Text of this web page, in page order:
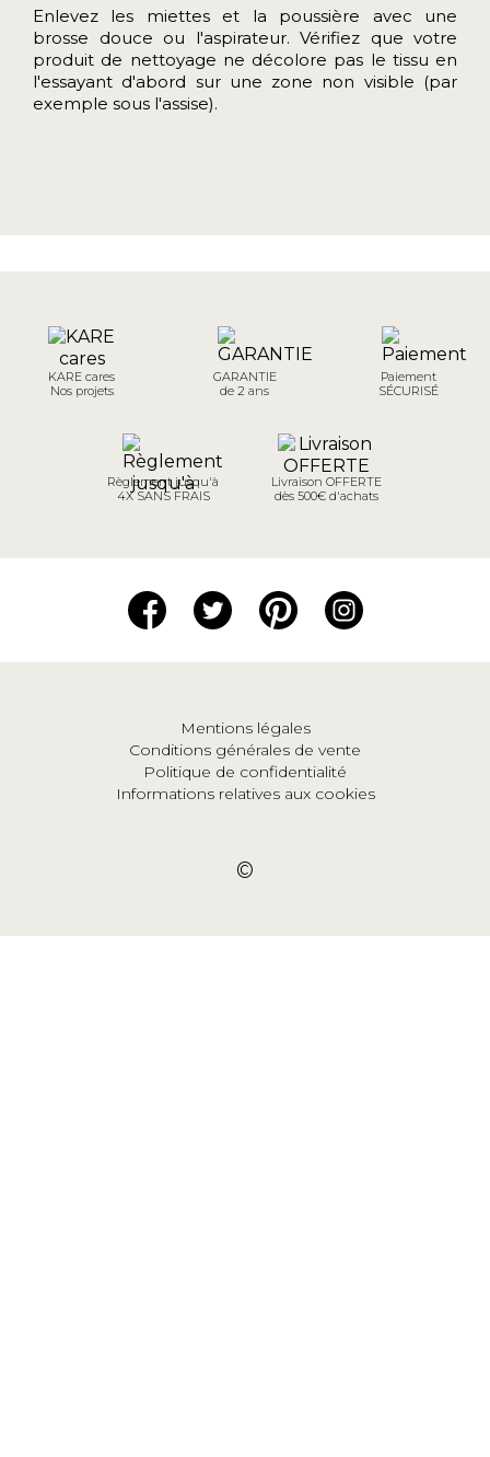
Enlevez les miettes et la poussière avec une
brosse douce ou l'aspirateur. Vérifiez que votre
produit de nettoyage ne décolore pas le tissu en
l'essayant d'abord sur une zone non visible (par
exemple sous l'assise).
KARE cares
Nos projets
GARANTIE
de 2 ans
Paiement
SÉCURISÉ
Règlement jusqu'à
4X SANS FRAIS
Livraison OFFERTE
dès 500€ d'achats
Mentions légales
Conditions générales de vente
Politique de confidentialité
Informations relatives aux cookies
©